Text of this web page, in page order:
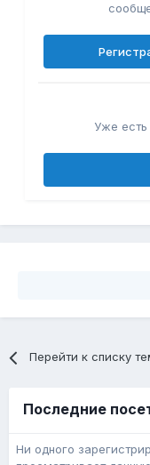
Уже есть
Перейти к списку
Последние
Ни одного